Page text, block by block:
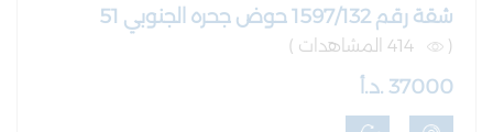
شقة رقم 1597/132 حوض جحره الجنوبي 51
(
37000 .د.أ